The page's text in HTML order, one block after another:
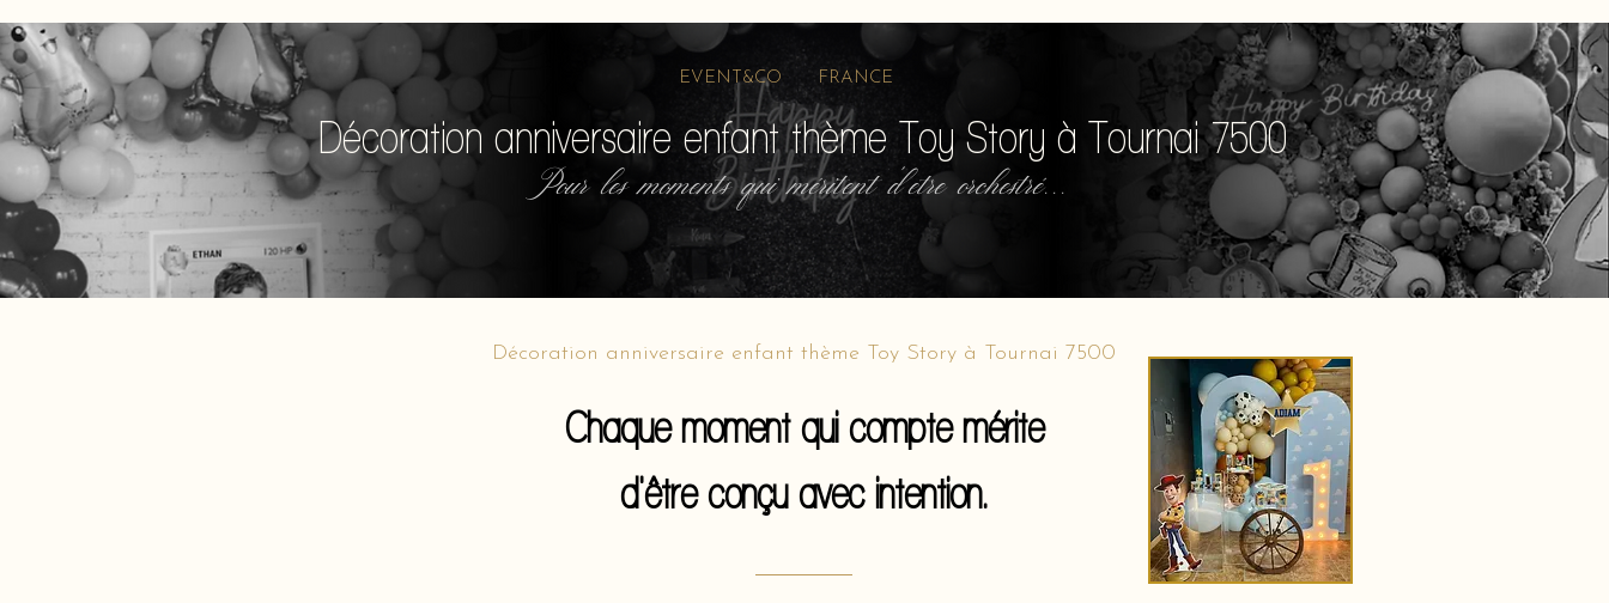
EVENT&CO FRANCE
Décoration anniversaire enfant thème Toy Story à Tournai 7500
Pour les moments qui méritent d'etre orchestré...
Décoration anniversaire enfant thème Toy Story à Tournai 7500
Chaque moment qui compte mérite
d'être conçu avec intention.